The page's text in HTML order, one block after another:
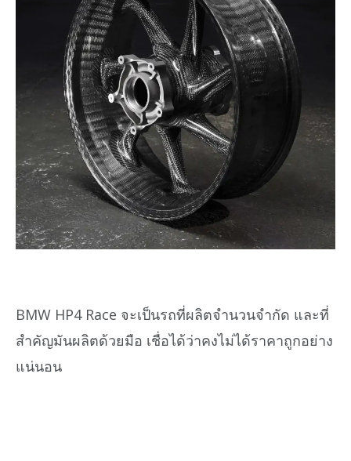
BMW HP4 Race จะเป็นรถที่ผลิตจำนวนจำกัด และที่
สำคัญมันผลิตด้วยมือ เชื่อได้ว่าคงไม่ได้ราคาถูกอย่าง
แน่นอน